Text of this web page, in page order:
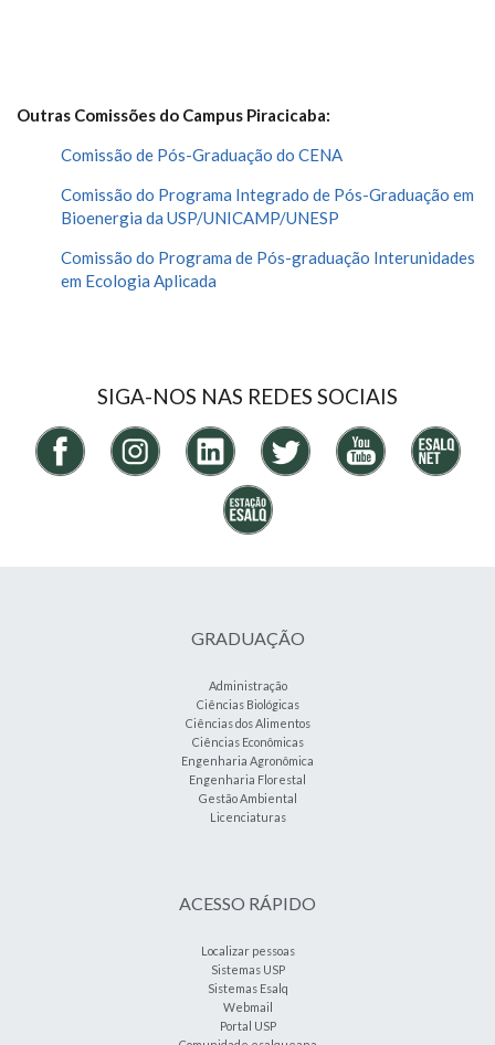
Outras Comissões do Campus Piracicaba:
Comissão de Pós-Graduação do CENA
Comissão do Programa Integrado de Pós-Graduação em
Bioenergia da USP/UNICAMP/UNESP
Comissão do Programa de Pós-graduação Interunidades
em Ecologia Aplicada
SIGA-NOS NAS REDES SOCIAIS
GRADUAÇÃO
Administração
Ciências Biológicas
Ciências dos Alimentos
Ciências Econômicas
Engenharia Agronômica
Engenharia Florestal
Gestão Ambiental
Licenciaturas
ACESSO RÁPIDO
Localizar pessoas
Sistemas USP
Sistemas Esalq
Webmail
Portal USP